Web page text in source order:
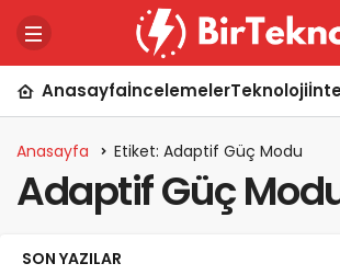
AnasayfaİncelemelerTeknoloji
Anasayfa Etiket: Adaptif Güç Modu
Adaptif Güç
SON YAZILAR